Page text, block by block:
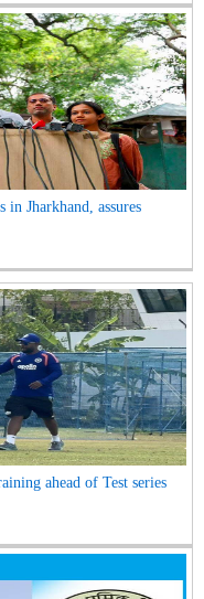
in Jharkhand, assures
ahead of Test series